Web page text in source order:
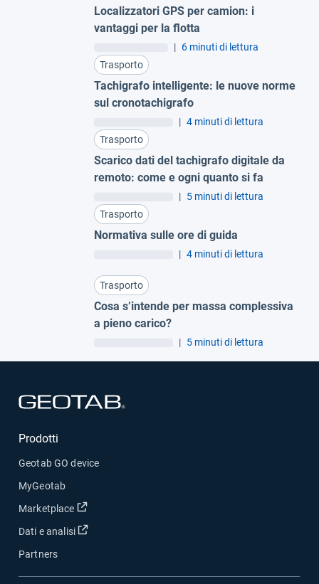
Localizzatori GPS per camion: i
vantaggi per la flotta
| 6 minuti di lettura
Trasporto
Tachigrafo intelligente: le nuove norme
sul cronotachigrafo
| 4 minuti di lettura
Trasporto
Scarico dati del tachigrafo digitale da
remoto: come e ogni quanto si fa
| 5 minuti di lettura
Trasporto
Normativa sulle ore di guida
| 4 minuti di lettura
Trasporto
Cosa s’intende per massa complessiva
a pieno carico?
| 5 minuti di lettura
Prodotti
Geotab GO device
MyGeotab
Marketplace
Apri in una nuova finestra
Dati e analisi Apri in una nuova finestra
Partners